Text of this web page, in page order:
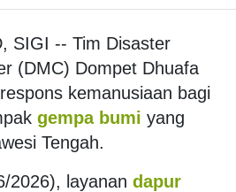
SIGI -- Tim Disaster
(DMC) Dompet Dhuafa
kemanusiaan bagi
gempa bumi yang
Tengah.
2026), layanan dapur